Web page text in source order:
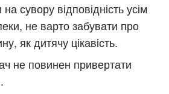
сувору відповідність усім
не варто забувати про
як дитячу цікавість.
не повинен привертати